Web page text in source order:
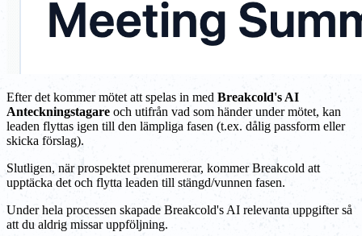
Efter det kommer mötet att spelas in med Breakcold's AI
Anteckningstagare och utifrån vad som händer under mötet, kan
leaden flyttas igen till den lämpliga fasen (t.ex. dålig passform eller
skicka förslag).
Slutligen, när prospektet prenumererar, kommer Breakcold att
upptäcka det och flytta leaden till stängd/vunnen fasen.
Under hela processen skapade Breakcold's AI relevanta uppgifter så
att du aldrig missar uppföljning.